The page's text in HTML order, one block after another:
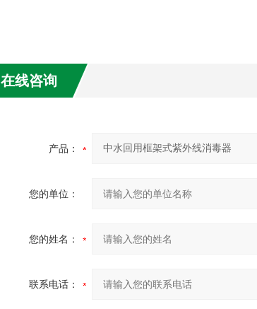
在线咨询
产品：
您的单位：
您的姓名：
联系电话：